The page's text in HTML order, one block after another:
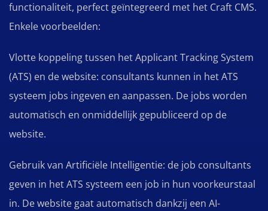
functionaliteit, perfect geïntegreerd met het Craft CMS.
Enkele voorbeelden:
Vlotte koppeling tussen het Applicant Tracking System
(ATS) en de website: consultants kunnen in het ATS
systeem jobs ingeven en aanpassen. De jobs worden
automatisch en onmiddellijk gepubliceerd op de
website.
Gebruik van Artificiële Intelligentie: de job consultants
geven in het ATS systeem een job in hun voorkeurstaal
in. De website gaat automatisch dankzij een AI-